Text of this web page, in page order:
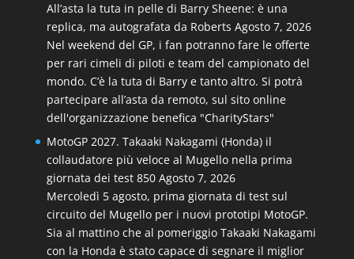
All’asta la tuta in pelle di Barry Sheene: è una
replica, ma autografata da Roberts Agosto 7, 2026
Nel weekend del GP, i fan potranno fare le offerte
per rari cimeli di piloti e team del campionato del
mondo. C’è la tuta di Barry e tanto altro. Si potrà
partecipare all’asta da remoto, sul sito online
dell'organizzazione benefica "CharityStars"
MotoGP 2027. Takaaki Nakagami (Honda) il
collaudatore più veloce al Mugello nella prima
giornata dei test 850 Agosto 7, 2026
Mercoledì 5 agosto, prima giornata di test sul
circuito del Mugello per i nuovi prototipi MotoGP.
Sia al mattino che al pomeriggio Takaaki Nakagami
con la Honda è stato capace di segnare il miglior